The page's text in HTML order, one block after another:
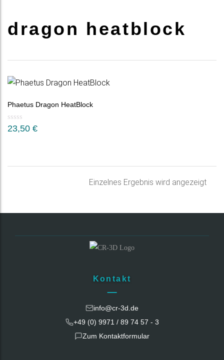
dragon heatblock
Phaetus Dragon HeatBlock
23,50 €
Einzelnes Ergebnis wird angezeigt
Kontakt
info@cr-3d.de
+49 (0) 9971 / 89 74 57 - 3
Zum Kontaktformular